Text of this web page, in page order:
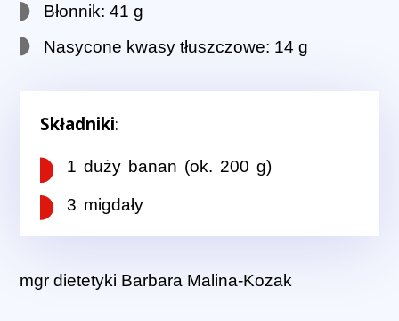
Błonnik: 41 g
Nasycone kwasy tłuszczowe: 14 g
Składniki:
1 duży banan (ok. 200 g)
3 migdały
mgr dietetyki Barbara Malina-Kozak